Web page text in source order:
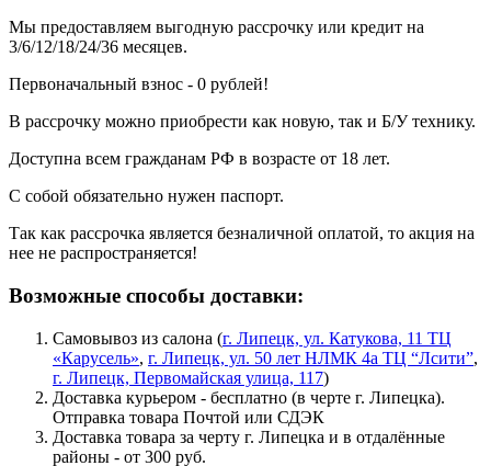
Мы предоставляем выгодную рассрочку или кредит на
3/6/12/18/24/36 месяцев.
Первоначальный взнос - 0 рублей!
В рассрочку можно приобрести как новую, так и Б/У технику.
Доступна всем гражданам РФ в возрасте от 18 лет.
С собой обязательно нужен паспорт.
Так как рассрочка является безналичной оплатой, то акция на
нее не распространяется!
Возможные способы доставки:
Самовывоз из салона (г. Липецк, ул. Катукова, 11 ТЦ
«Карусель», г. Липецк, ул. 50 лет НЛМК 4а ТЦ “Лсити”,
г. Липецк, Первомайская улица, 117)
Доставка курьером - бесплатно (в черте г. Липецка).
Отправка товара Почтой или СДЭК
Доставка товара за черту г. Липецка и в отдалённые
районы - от 300 руб.